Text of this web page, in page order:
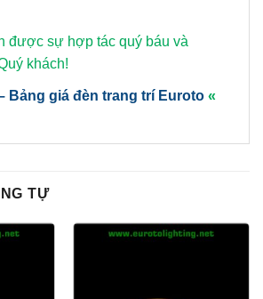
được sự hợp tác quý báu và
khách!
Bảng giá đèn trang trí Euroto «
TỰ